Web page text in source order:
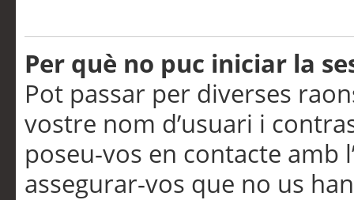
Per què no puc iniciar la
Pot passar per diverses
vostre nom d’usuari i
poseu-vos en contacte
assegurar-vos que no us